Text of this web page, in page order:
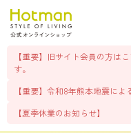
【重要】旧サイト会員の方は
す。
【重要】令和8年熊本地震によ
【夏季休業のお知らせ】